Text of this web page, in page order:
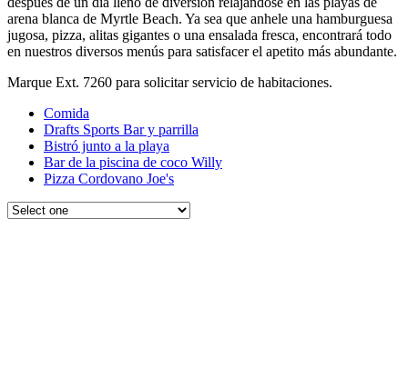
arena blanca de Myrtle Beach. Ya sea que anhele una hamburguesa
jugosa, pizza, alitas gigantes o una ensalada fresca, encontrará todo
en nuestros diversos menús para satisfacer el apetito más abundante.
Marque Ext. 7260 para solicitar servicio de habitaciones.
Comida
Drafts Sports Bar y parrilla
Bistró junto a la playa
Bar de la piscina de coco Willy
Pizza Cordovano Joe's